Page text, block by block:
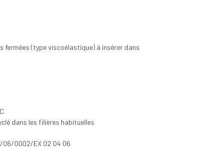
fermées (type viscoélastique) à insérer dans
dans les filières habituelles
06/0002/EX 02 04 06